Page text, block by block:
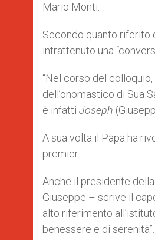
Mario Monti.
Secondo quanto riferito
intrattenuto una
“Nel corso del
dell’onomastico di Sua
è infatti Joseph
A sua volta il Papa ha
premier.
Anche il presidente
Giuseppe – scrive il
alto riferimento
benessere e di serenità”.